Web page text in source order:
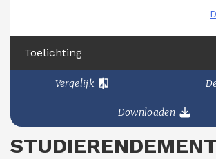
Toelichting
Vergelijk
Downloaden
STUDIERENDEMENT